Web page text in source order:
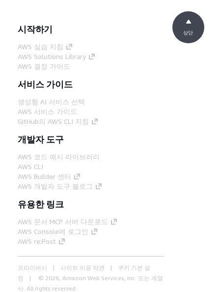
시작하기
AWS 실습 지침
AWS Solutions Library
AWS 결정 가이드
서비스 가이드
생성형 AI 서비스 선택
AWS 서비스 가이드
GitHub의 AWS CLI 지침
개발자 도구
AWS 코드 예시 라이브러리
AWS CLI
AWS Builder 센터
AWS 개발자 도구 블로그
유용한 링크
AWS 문서 MCP 서버 다운로드
AWS Console에 로그인
AWS re:Post
프라이버시 사이트 이용 약관
쿠키 기본 설
정
© 2026, Amazon Web Services, Inc. 또는 계열
사. All rights reserved.
상단